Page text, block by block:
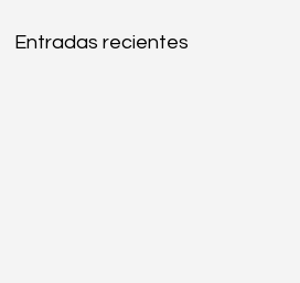
Entradas recientes